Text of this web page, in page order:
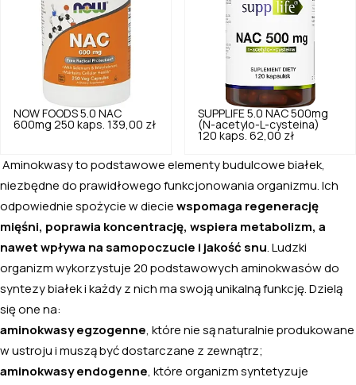
NOW FOODS 5.0 NAC
600mg 250 kaps. 139,00 zł
SUPPLIFE 5.0 NAC 500mg
(N-acetylo-L-cysteina)
120 kaps. 62,00 zł
Aminokwasy to podstawowe elementy budulcowe białek,
niezbędne do prawidłowego funkcjonowania organizmu. Ich
odpowiednie spożycie w diecie wspomaga regenerację
mięśni, poprawia koncentrację, wspiera metabolizm, a
nawet wpływa na samopoczucie i jakość snu . Ludzki
organizm wykorzystuje 20 podstawowych aminokwasów do
syntezy białek i każdy z nich ma swoją unikalną funkcję. Dzielą
się one na:
aminokwasy egzogenne , które nie są naturalnie produkowane
w ustroju i muszą być dostarczane z zewnątrz;
aminokwasy endogenne , które organizm syntetyzuje